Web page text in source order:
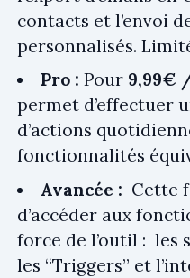
contacts et l’envoi
personnalisés.
Pro : Pour 9,99€
permet d’effectuer
d’actions
fonctionnalités
Avancée : Cette
d’accéder aux
force de l’outil : les
les “Triggers” et